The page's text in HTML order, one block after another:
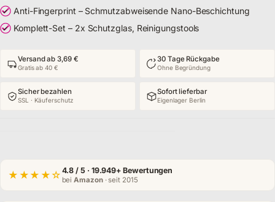
Anti-Fingerprint – Schmutzabweisende Nano-Beschichtung
Komplett-Set – 2x Schutzglas, Reinigungstools
Versand ab 3,69 €
Gratis ab 40 €
30 Tage Rückgabe
Ohne Begründung
Sicher bezahlen
SSL · Käuferschutz
Sofort lieferbar
Eigenlager Berlin
★★★★☆ 4.8 / 5 · 19.949+ Bewertungen
beiAmazon· seit 2015